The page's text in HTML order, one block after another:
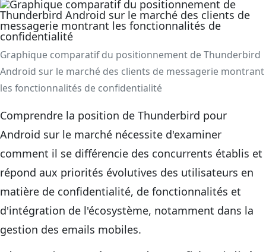
Graphique comparatif du positionnement de Thunderbird
Android sur le marché des clients de messagerie montrant
les fonctionnalités de confidentialité
Comprendre la position de Thunderbird pour
Android sur le marché nécessite d'examiner
comment il se différencie des concurrents établis et
répond aux priorités évolutives des utilisateurs en
matière de confidentialité, de fonctionnalités et
d'intégration de l'écosystème, notamment dans la
gestion des emails mobiles.